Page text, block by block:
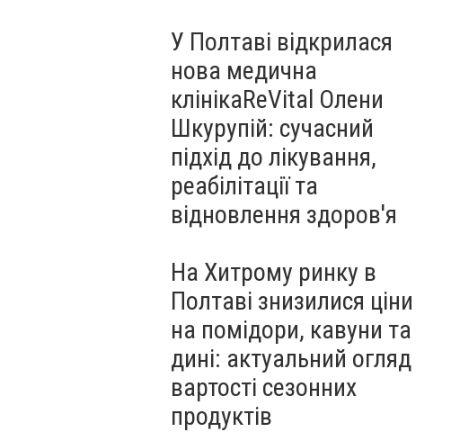
У Полтаві відкрилася
нова медична
клінікаReVital Олени
Шкурупій: сучасний
підхід до лікування,
реабілітації та
відновлення здоров'я
На Хитрому ринку в
Полтаві знизилися ціни
на помідори, кавуни та
дині: актуальний огляд
вартості сезонних
продуктів